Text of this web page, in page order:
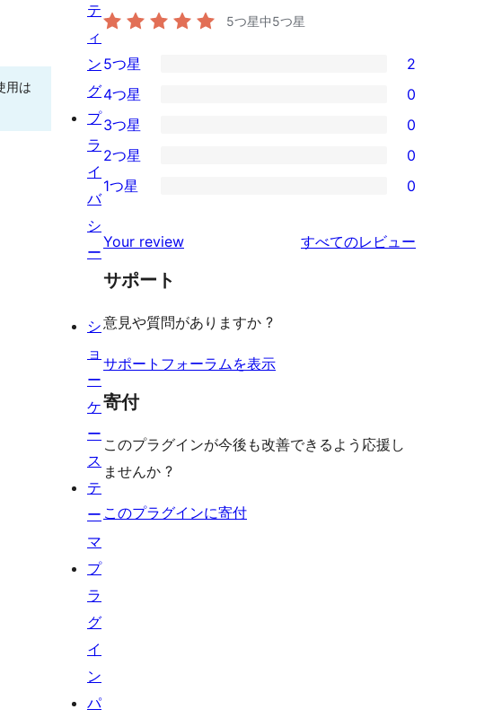
用は
5つ星中5つ星
2
5-
星
レ
ビ
ー
5つ星 2
4-
星
レ
ュ
ー
4つ星 0
0
3-
星
ビ
ュ
3つ星 0
2-
レ
ビ
ー
2つ星 0
星
レ
ュ
ー
1つ星 0
Your review すべてのレビュー
サポート
意見や質問がありますか ?
サポートフォーラムを表示
寄付
このプラグインが今後も改善できるよう応援し
ませんか ?
このプラグインに寄付
テ
ィ
ン
グ
プ
ラ
イ
バ
シ
ー
シ
ョ
ー
ケ
ー
ス
テ
ー
マ
プ
ラ
グ
イ
ン
パ